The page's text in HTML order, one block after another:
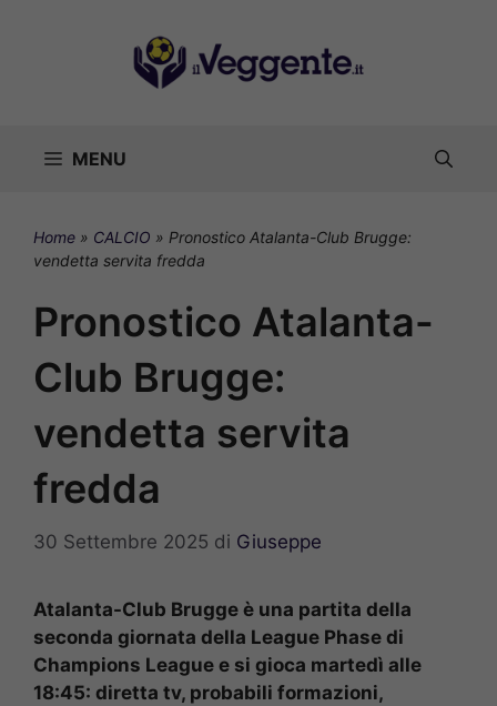
MENU
Home » CALCIO » Pronostico Atalanta-Club Brugge:
vendetta servita fredda
Pronostico Atalanta-
Club Brugge:
vendetta servita
fredda
30 Settembre 2025 di Giuseppe
Atalanta-Club Brugge è una partita della
seconda giornata della League Phase di
Champions League e si gioca martedì alle
18:45: diretta tv, probabili formazioni,